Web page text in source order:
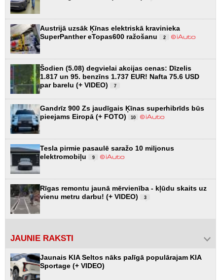
Austrijā uzsāk Ķīnas elektriskā kravinieka
SuperPanther eTopas600 ražošanu
2
Šodien (5.08) degvielai akcijas cenas: Dīzelis
1.817 un 95. benzīns 1.737 EUR! Nafta 75.6 USD
par barelu (+ VIDEO)
7
Gandrīz 900 Zs jaudīgais Ķīnas superhibrīds būs
pieejams Eiropā (+ FOTO)
10
Tesla pirmie pasaulē saražo 10 miljonus
elektromobiļu
9
Rīgas remontu jaunā mērvienība - kļūdu skaits uz
vienu metru darbu! (+ VIDEO)
3
JAUNIE RAKSTI
Jaunais KIA Seltos nāks palīgā populārajam KIA
Sportage (+ VIDEO)